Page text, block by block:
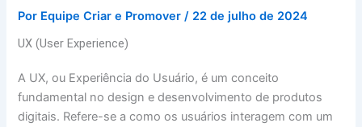
Por Equipe Criar e Promover/ 22 de julho de 2024
UX (User Experience)
A UX, ou Experiência do Usuário, é um conceito
fundamental no design e desenvolvimento de produtos
digitais. Refere-se a como os usuários interagem com um